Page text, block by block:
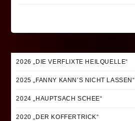
2026 „DIE VERFLIXTE HEILQUELLE“
2025 „FANNY KANN’S NICHT LASSEN“
2024 „HAUPTSACH SCHEE“
2020 „DER KOFFERTRICK“